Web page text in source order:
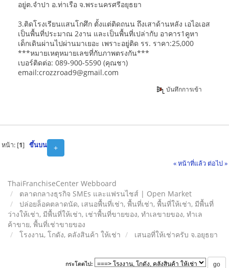
อยู่ต.จำปา อ.ท่าเรือ จ.พระนครศรีอยุธยา
3.ติดโรงเรียนแสนโกศึก ตั้งแต่ติดถนน ถึงเสาด้านหลัง เอไอเอส
เป็นพื้นที่ประมาณ 2งาน และเป็นพื้นที่เปล่ากับ อาคาร1คูหา
เด็กเดินผ่านไปผ่านมาเยอะ เพราะอยู่ติด รร. ราคา:25,000
***หมายเหตุหมายเลขที่กับภาพตรงกัน***
เบอร์ติดต่อ: 089-900-5590 (คุณชา)
email:crozzroad9@gmail.com
บันทึกการเข้า
+
หน้า: [1] ขึ้นบน
« หน้าที่แล้ว ต่อไป »
ThaiFranchiseCenter Webboard
ตลาดกลางธุรกิจ SMEs และแฟรนไชส์ | Open Market
ปล่อยล็อคตลาดนัด, เสนอพื้นที่เช่า, พื้นที่เช่า, พื้นที่ให้เช่า, มีพื้นที่
ว่างให้เช่า, มีพื้นที่ให้เช่า, เช่าพื้นที่ขายของ, ทําเลขายของ, ทำเล
ค้าขาย, พื้นที่เช่าขายของ
โรงงาน, โกดัง, คลังสินค้า ให้เช่า
เสนอที่ให้เช่าครับ จ.อยุธยา
กระโดดไป: